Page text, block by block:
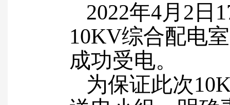
2022年4月 2 日
10KV综合配电
成功受电。
为保证此次